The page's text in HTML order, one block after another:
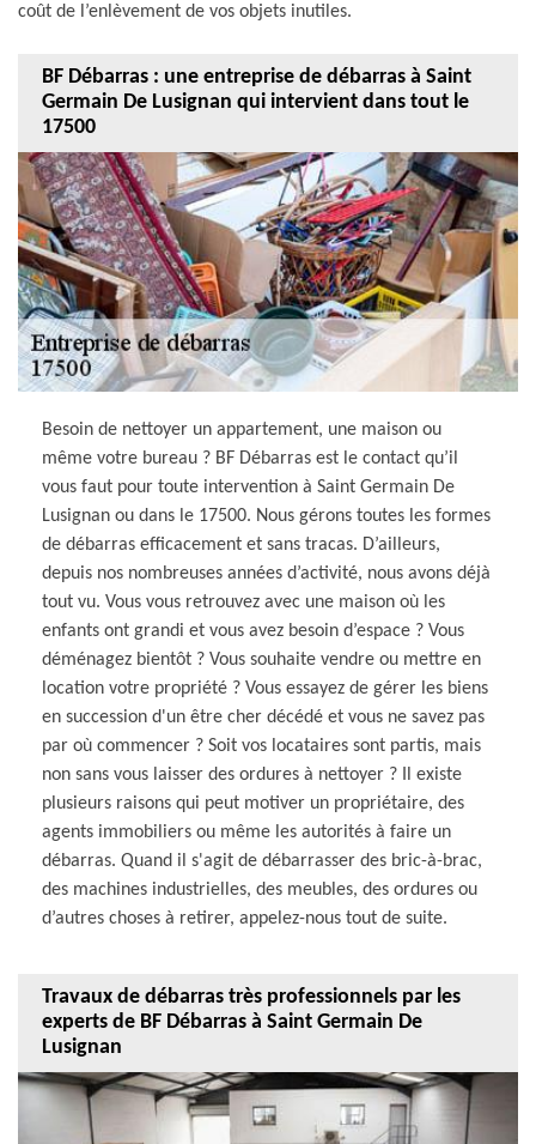
coût de l’enlèvement de vos objets inutiles.
BF Débarras : une entreprise de débarras à Saint
Germain De Lusignan qui intervient dans tout le
17500
Besoin de nettoyer un appartement, une maison ou
même votre bureau ? BF Débarras est le contact qu’il
vous faut pour toute intervention à Saint Germain De
Lusignan ou dans le 17500. Nous gérons toutes les formes
de débarras efficacement et sans tracas. D’ailleurs,
depuis nos nombreuses années d’activité, nous avons déjà
tout vu. Vous vous retrouvez avec une maison où les
enfants ont grandi et vous avez besoin d’espace ? Vous
déménagez bientôt ? Vous souhaite vendre ou mettre en
location votre propriété ? Vous essayez de gérer les biens
en succession d'un être cher décédé et vous ne savez pas
par où commencer ? Soit vos locataires sont partis, mais
non sans vous laisser des ordures à nettoyer ? Il existe
plusieurs raisons qui peut motiver un propriétaire, des
agents immobiliers ou même les autorités à faire un
débarras. Quand il s'agit de débarrasser des bric-à-brac,
des machines industrielles, des meubles, des ordures ou
d’autres choses à retirer, appelez-nous tout de suite.
Travaux de débarras très professionnels par les
experts de BF Débarras à Saint Germain De
Lusignan